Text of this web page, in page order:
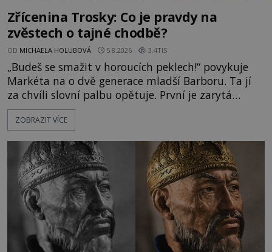
Zřícenina Trosky: Co je pravdy na
zvěstech o tajné chodbě?
OD MICHAELA HOLUBOVÁ 5.8.2026 3.4TIS
„Budeš se smažit v horoucích peklech!“ povykuje
Markéta na o dvě generace mladší Barboru. Ta jí
za chvíli slovní palbu opětuje. První je zarytá
katolička, druhá přesvědčená kališnice. A každá z
nich se usídlí na jedné z věží slavného hradu
mezi vůdce protihusitského boje. Za manželku má
skutečně jistou
ZOBRAZIT VÍCE